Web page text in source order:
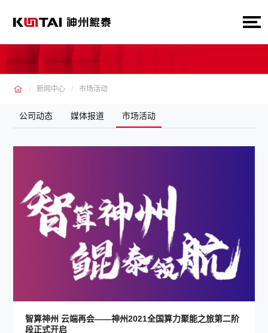
新闻中心 市场活动
公司动态 媒体报道 市场活动
智算神州 云端再会——神州2021全国算力聚能之旅第二阶
段正式开启